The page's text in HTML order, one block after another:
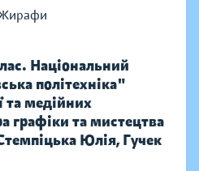
Національний
політехніка"
та медійних
графіки та мистецтва
Юлія, Гучек